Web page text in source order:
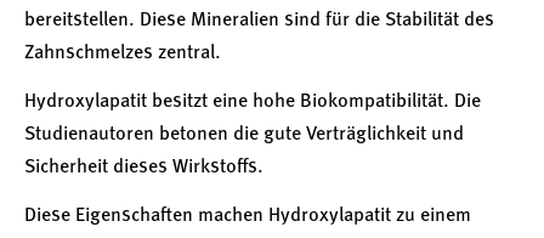
bereitstellen. Diese Mineralien sind für die Stabilität des
Zahnschmelzes zentral.
Hydroxylapatit besitzt eine hohe Biokompatibilität. Die
Studienautoren betonen die gute Verträglichkeit und
Sicherheit dieses Wirkstoffs.
Diese Eigenschaften machen Hydroxylapatit zu einem